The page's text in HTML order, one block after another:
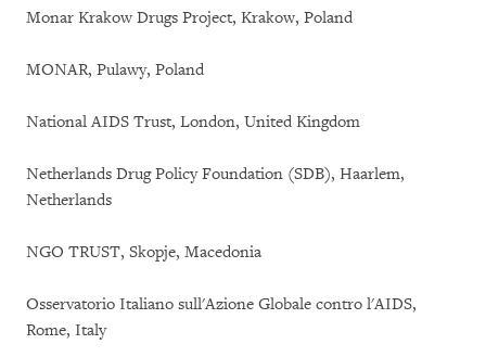
Monar Krakow Drugs Project, Krakow, Poland
MONAR, Pulawy, Poland
National AIDS Trust, London, United Kingdom
Netherlands Drug Policy Foundation (SDB), Haarlem,
Netherlands
NGO TRUST, Skopje, Macedonia
Osservatorio Italiano sull'Azione Globale contro l'AIDS,
Rome, Italy